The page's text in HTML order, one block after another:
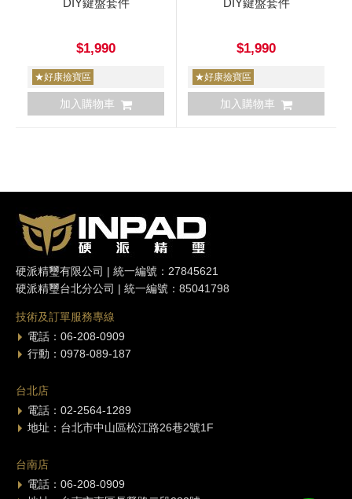
DIY鍵盤套件
$1,990
★好康撿寶區
加入購物車
DIY鍵盤套件
$1,990
★好康撿寶區
加入購物車
硬派精璽有限公司 | 統一編號：27845621
硬派精璽台北分公司 | 統一編號：85041798
技術及訂單服務專線
電話：06-208-0909
行動：0978-089-187
台北店
電話：02-2564-1289
地址：台北市中山區松江路26巷2號1F
台南店
電話：06-208-0909